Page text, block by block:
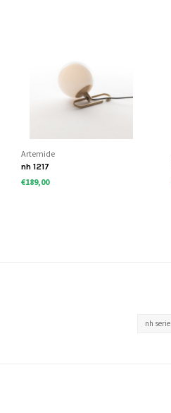
Artemide
nh 1217
€189,00
nh serie